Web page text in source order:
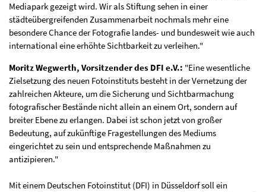
Mediapark gezeigt wird. Wir als Stiftung sehen in einer
städteübergreifenden Zusammenarbeit nochmals mehr eine
besondere Chance der Fotografie landes- und bundesweit wie auch
international eine erhöhte Sichtbarkeit zu verleihen."
Moritz Wegwerth, Vorsitzender des DFI e.V.: "Eine wesentliche
Zielsetzung des neuen Fotoinstituts besteht in der Vernetzung der
zahlreichen Akteure, um die Sicherung und Sichtbarmachung
fotografischer Bestände nicht allein an einem Ort, sondern auf
breiter Ebene zu erlangen. Dabei ist schon jetzt von großer
Bedeutung, auf zukünftige Fragestellungen des Mediums
eingerichtet zu sein und entsprechende Maßnahmen zu
antizipieren."
Mit einem Deutschen Fotoinstitut (DFI) in Düsseldorf soll ein